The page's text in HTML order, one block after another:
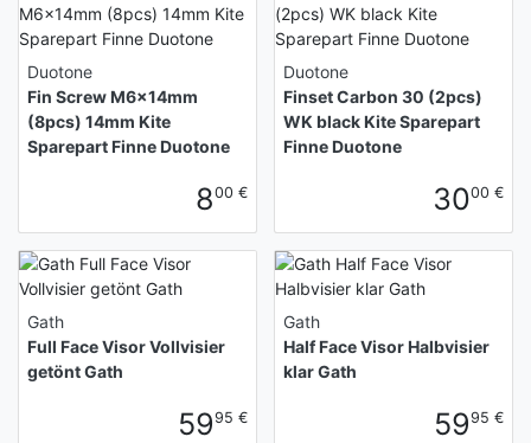
Duotone
Fin Screw M6x14mm
(8pcs) 14mm Kite
Sparepart Finne Duotone
800 €
Duotone
Finset Carbon 30 (2pcs)
WK black Kite Sparepart
Finne Duotone
3000 €
Gath
Full Face Visor Vollvisier
getönt Gath
5995 €
Gath
Half Face Visor Halbvisier
klar Gath
5995 €